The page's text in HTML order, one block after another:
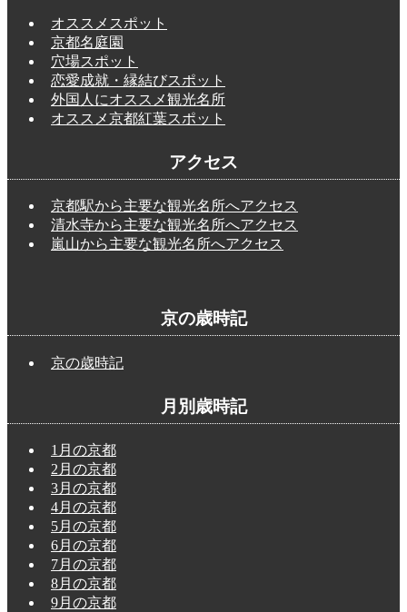
オススメスポット
京都名庭園
穴場スポット
恋愛成就・縁結びスポット
外国人にオススメ観光名所
オススメ京都紅葉スポット
アクセス
京都駅から主要な観光名所へアクセス
清水寺から主要な観光名所へアクセス
嵐山から主要な観光名所へアクセス
京の歳時記
京の歳時記
月別歳時記
1月の京都
2月の京都
3月の京都
4月の京都
5月の京都
6月の京都
7月の京都
8月の京都
9月の京都